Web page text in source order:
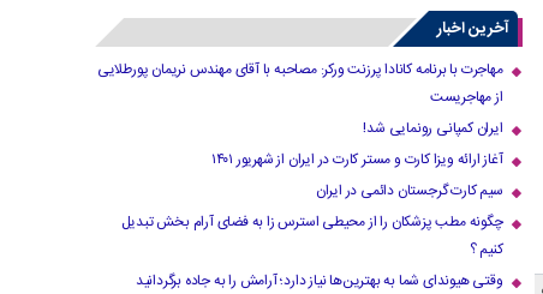
آخرین اخبار
مهاجرت با برنامه کانادا پرزنت ورکر: مصاحبه با آقای مهندس نریمان پورطلایی
از مهاجریست
ایران کمپانی رونمایی شد!
آغاز ارائه ویزا کارت و مستر کارت در ایران از شهریور ۱۴۰۱
سیم کارت گرجستان دائمی در ایران
چگونه مطب پزشکان را از محیطی استرس زا به فضای آرام بخش تبدیل
کنیم ؟
وقتی هیوندای شما به بهترین‌ها نیاز دارد؛ آرامش را به جاده برگردانید